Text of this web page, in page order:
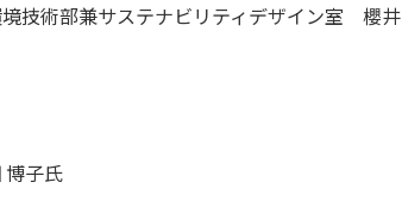
技術部兼サステナビリティデザイン室 櫻井
子氏